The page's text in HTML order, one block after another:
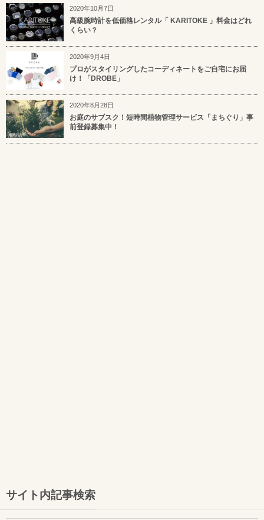
2020年10月7日
高級腕時計を低価格レンタル「 KARITOKE 」料金はどれ
くらい？
2020年9月4日
プロがスタイリングしたコーディネートをご自宅にお届
け！「DROBE」
2020年8月28日
お庭のサブスク！短時間植物管理サービス「まちぐり」事
前登録募集中！
サイト内記事検索